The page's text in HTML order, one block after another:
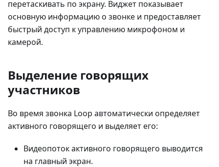
перетаскивать по экрану. Виджет показывает
основную информацию о звонке и предоставляет
быстрый доступ к управлению микрофоном и
камерой.
Выделение говорящих
участников
Во время звонка Loop автоматически определяет
активного говорящего и выделяет его:
Видеопоток активного говорящего выводится
на главный экран.